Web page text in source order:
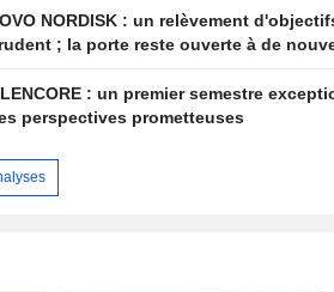
NORDISK : un relèvement d'objectifs trop
; la porte reste ouverte à de
: un premier semestre exceptionnel et
perspectives prometteuses